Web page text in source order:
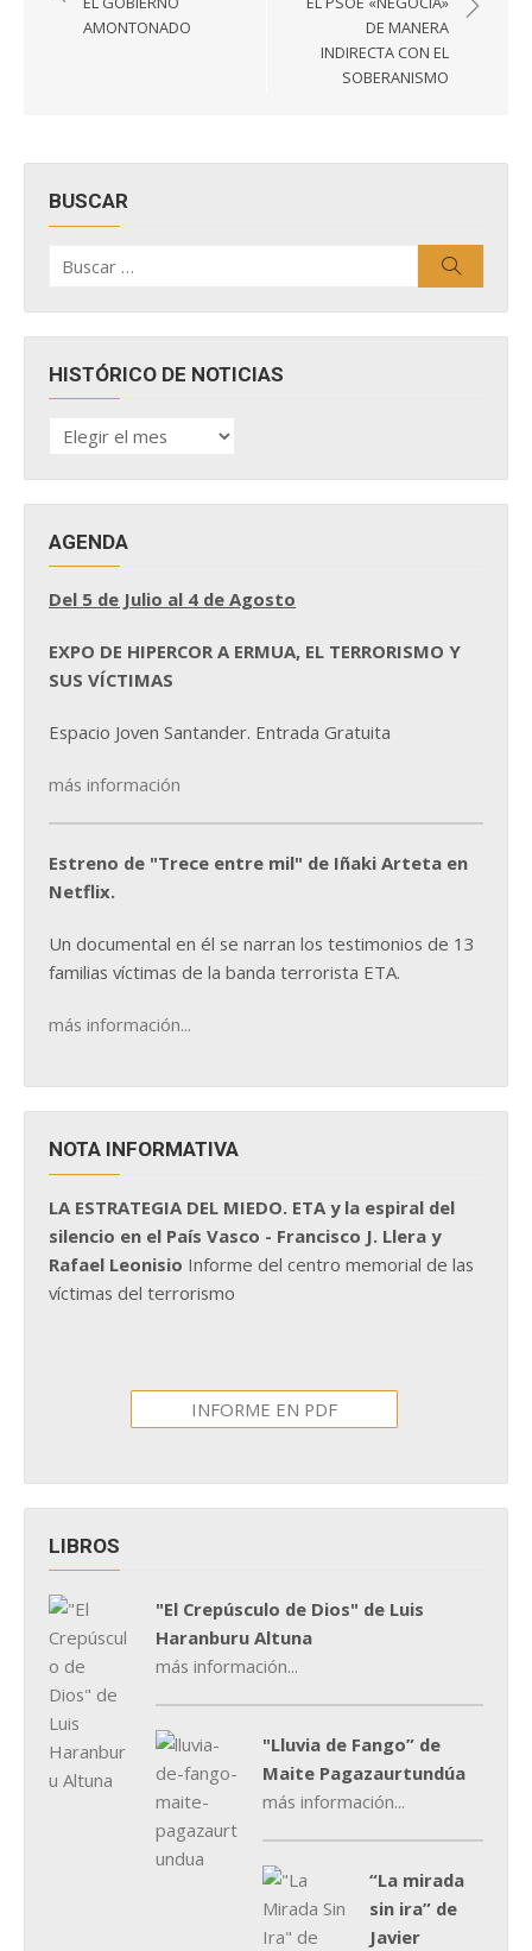
entradas
AMONTONADO
DE MANERA
INDIRECTA CON EL
SOBERANISMO
BUSCAR
por:
HISTÓRICO DE NOTICIAS
HISTÓRICO
DE
AGENDA
Del 5 de Julio al 4 de Agosto
EXPO DE HIPERCOR A ERMUA, EL TERRORISMO Y
SUS VÍCTIMAS
Espacio Joven Santander. Entrada Gratuita
más información
Estreno de "Trece entre mil" de Iñaki Arteta en
Netflix.
Un documental en él se narran los testimonios de 13
familias víctimas de la banda terrorista ETA.
más información...
NOTA INFORMATIVA
LA ESTRATEGIA DEL MIEDO. ETA y la espiral del
silencio en el País Vasco - Francisco J. Llera y
Rafael Leonisio Informe del centro memorial de las
víctimas del terrorismo
INFORME EN PDF
LIBROS
"El Crepúsculo de Dios" de Luis
Haranburu Altuna
más información...
"Lluvia de Fango” de
Maite Pagazaurtundúa
más información...
“La mirada
sin ira” de
Javier